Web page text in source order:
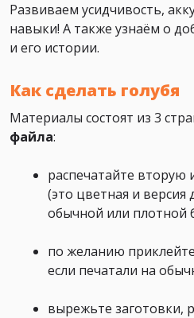
Развиваем усидчивость,
навыки! А также узнаём о
и его истории.
Как сделать голубя
Материалы состоят из 3
файла:
распечатайте
(это цветная и версия
обычной или плотной
по желанию
если печатали на
вырежьте заготовки,